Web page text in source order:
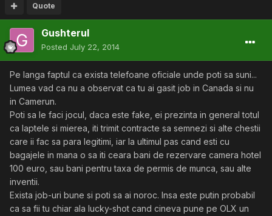
Quote
Gushterul
Posted July 22, 2014
Pe langa faptul ca exista telefoane oficiale unde poti sa suni...
Lumea vad ca nu a observat ca tu ai gasit job in Canada si nu
in Camerun.
Poti sa le faci jocul, daca este fake, ei prezinta in general totul
ca laptele si mierea, iti trimit contracte sa semnezi si alte chestii
care ii fac sa para legitimi, iar la ultimul pas cand esti cu
bagajele in mana o sa iti ceara bani de rezervare camera hotel
100 euro, sau bani pentru taxa de permis de munca, sau alte
inventii.
Exista job-uri bune si poti sa ai noroc. Insa este putin probabil
ca sa fii tu chiar ala lucky-shot cand cineva pune pe OLX un